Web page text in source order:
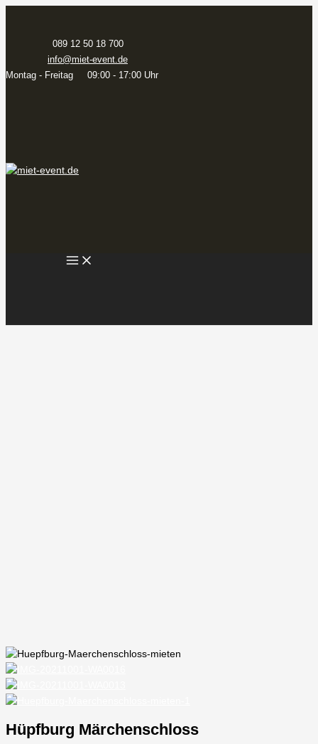
089 12 50 18 700
info@miet-event.de
Montag - Freitag 09:00 - 17:00 Uhr
Hüpfburg Märchenschloss